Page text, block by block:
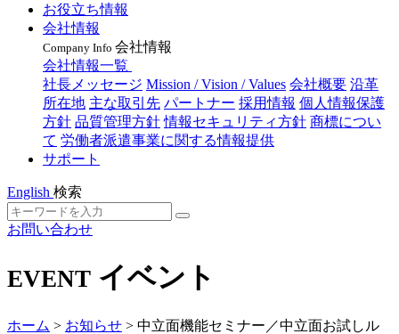
お役立ち情報
会社情報
Company Info 会社情報
会社情報一覧
社長メッセージ Mission / Vision / Values 会社概要 沿革
所在地 主な取引先 パートナー 採用情報 個人情報保護
方針 品質管理方針 情報セキュリティ方針 商標につい
て 労働者派遣事業に関する情報提供
サポート
English 検索
お問い合わせ
EVENT イベント
ホーム > お知らせ > 中立面機能セミナー／中立面お試しル